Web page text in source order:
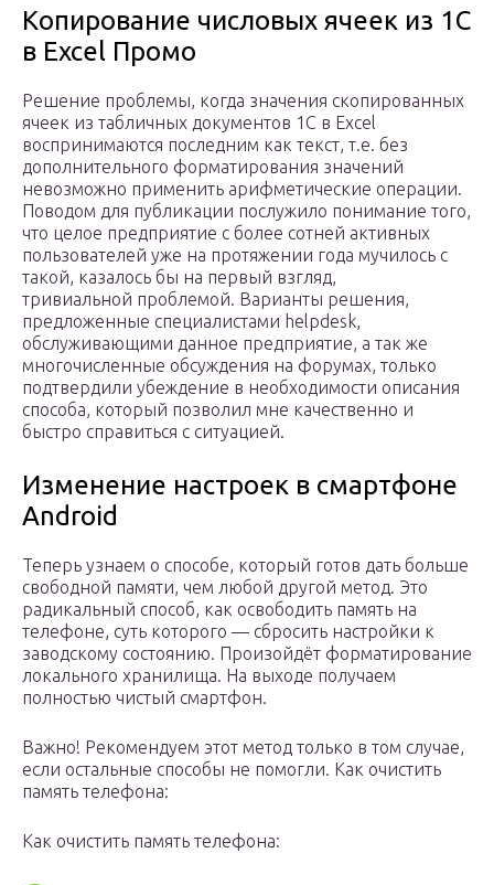
Копирование числовых ячеек из 1С
в Excel Промо
Решение проблемы, когда значения скопированных
ячеек из табличных документов 1С в Excel
воспринимаются последним как текст, т.е. без
дополнительного форматирования значений
невозможно применить арифметические операции.
Поводом для публикации послужило понимание того,
что целое предприятие с более сотней активных
пользователей уже на протяжении года мучилось с
такой, казалось бы на первый взгляд,
тривиальной проблемой. Варианты решения,
предложенные специалистами helpdesk,
обслуживающими данное предприятие, а так же
многочисленные обсуждения на форумах, только
подтвердили убеждение в необходимости описания
способа, который позволил мне качественно и
быстро справиться с ситуацией.
Изменение настроек в смартфоне
Android
Теперь узнаем о способе, который готов дать больше
свободной памяти, чем любой другой метод. Это
радикальный способ, как освободить память на
телефоне, суть которого — сбросить настройки к
заводскому состоянию. Произойдёт форматирование
локального хранилища. На выходе получаем
полностью чистый смартфон.
Важно! Рекомендуем этот метод только в том случае,
если остальные способы не помогли. Как очистить
память телефона:
Как очистить память телефона: